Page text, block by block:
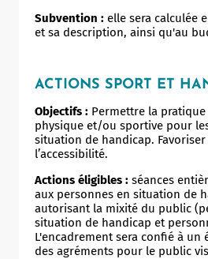
Subvention : elle sera calculée
et sa description, ainsi qu'au
ACTIONS SPORT ET
Objectifs : Permettre la pratique
physique et/ou sportive pour
situation de handicap. Favoriser
l’accessibilité.
Actions éligibles : séances
aux personnes en situation de
autorisant la mixité du public
situation de handicap et
L'encadrement sera confié à un
des agréments pour le public